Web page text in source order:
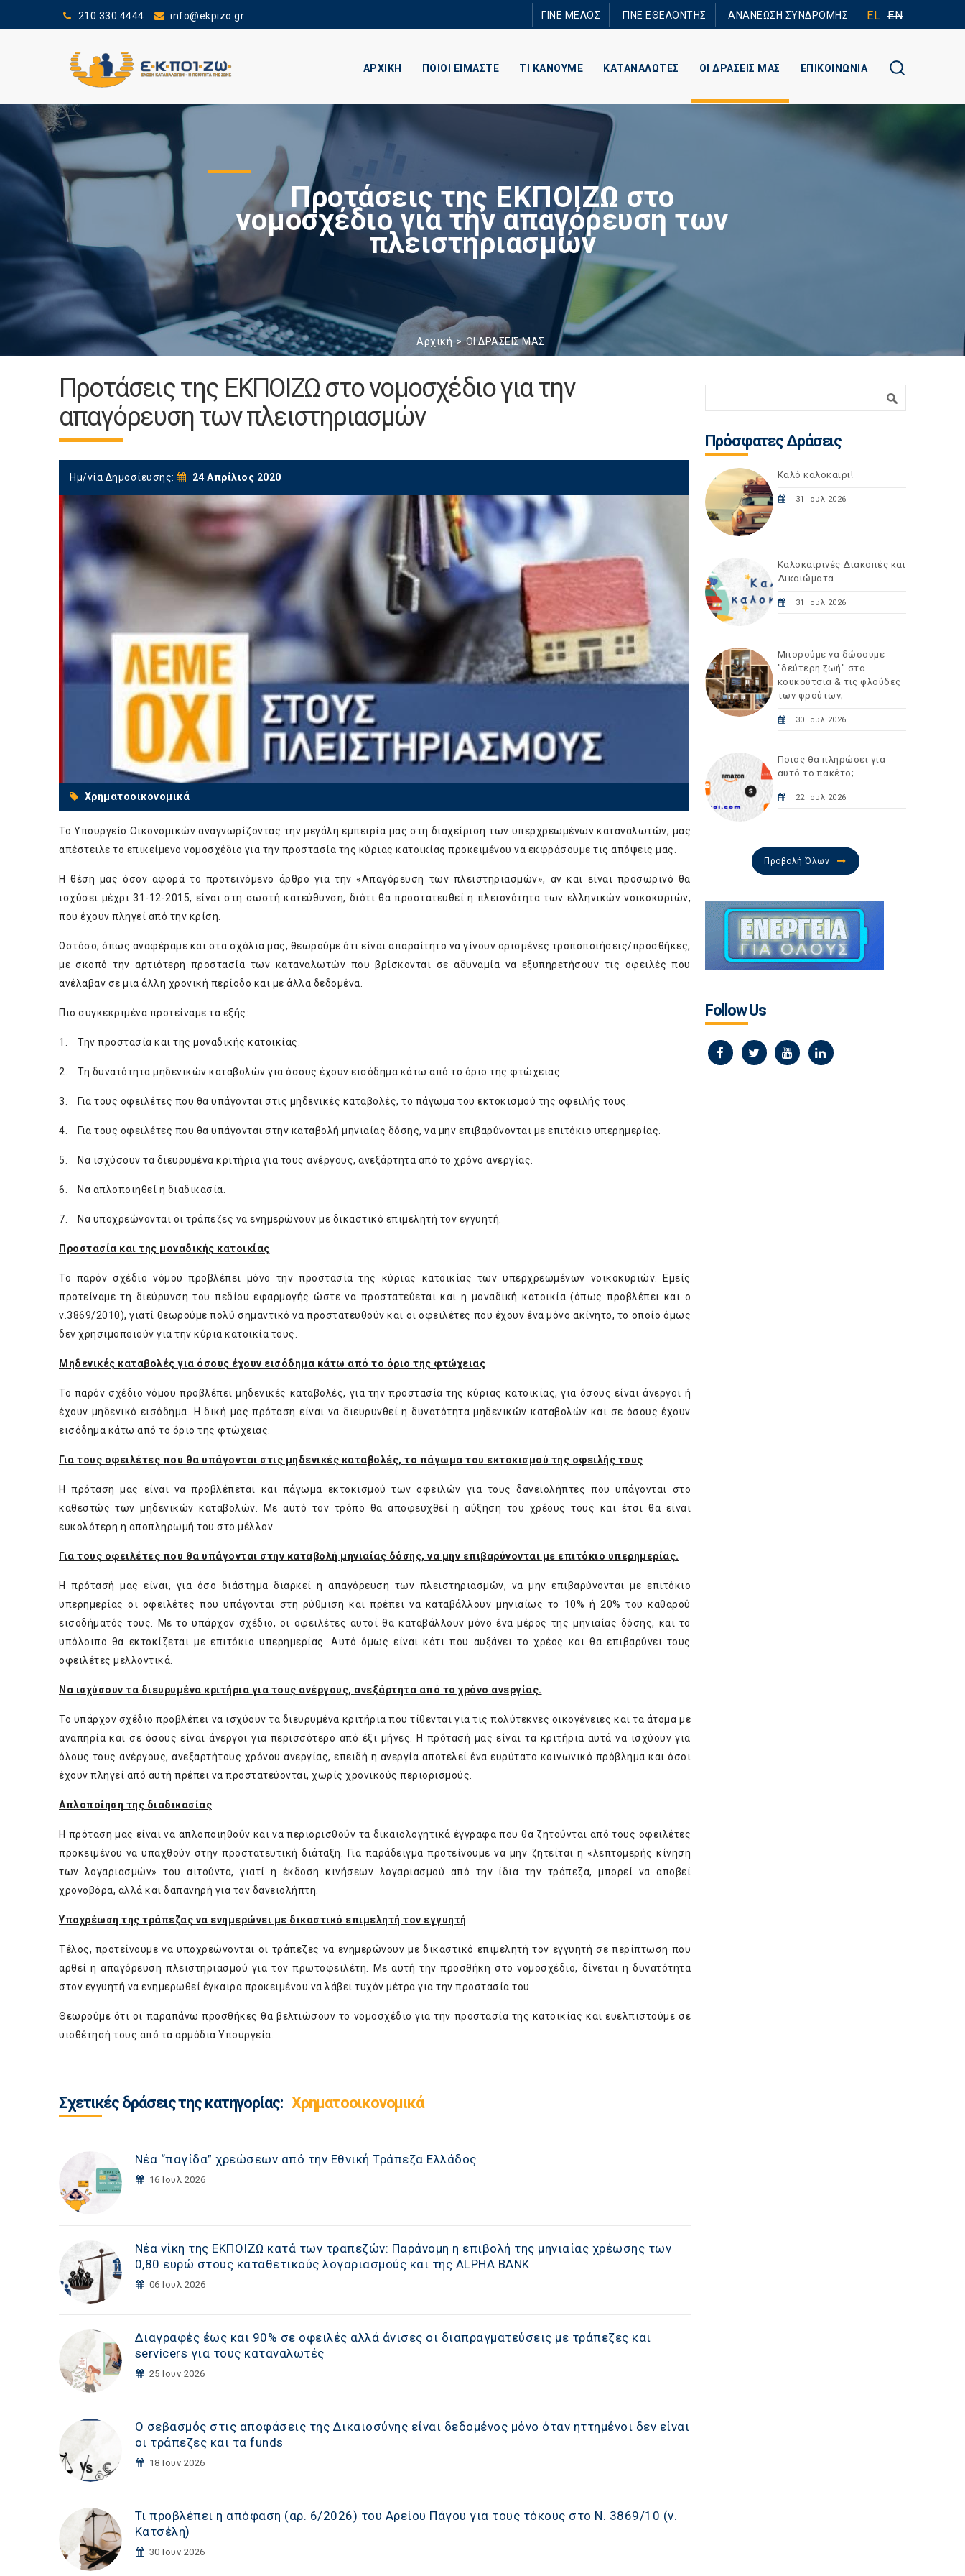
210 330 4444 info@ekpizo.gr ΓΙΝΕ ΜΕΛΟΣ ΓΙΝΕ ΕΘΕΛΟΝΤΗΣ ΑΝΑΝΕΩΣΗ ΣΥΝΔΡΟΜΗΣ EL EN
ΑΡΧΙΚΗ ΠΟΙΟΙ ΕΙΜΑΣΤΕ ΤΙ ΚΑΝΟΥΜΕ ΚΑΤΑΝΑΛΩΤΕΣ ΟΙ ΔΡΑΣΕΙΣ ΜΑΣ ΕΠΙΚΟΙΝΩΝΙΑ
Προτάσεις της ΕΚΠΟΙΖΩ στο
νομοσχέδιο για την απαγόρευση των
πλειστηριασμών
Αρχική ΟΙ ΔΡΑΣΕΙΣ ΜΑΣ
Προτάσεις της ΕΚΠΟΙΖΩ στο νομοσχέδιο για την
απαγόρευση των πλειστηριασμών
Ημ/νία Δημοσίευσης: 24 Απρίλιος 2020
Χρηματοοικονομικά
Το Υπουργείο Οικονομικών αναγνωρίζοντας την μεγάλη εμπειρία μας στη διαχείριση των υπερχρεωμένων καταναλωτών, μας
απέστειλε το επικείμενο νομοσχέδιο για την προστασία της κύριας κατοικίας προκειμένου να εκφράσουμε τις απόψεις μας.
Η θέση μας όσον αφορά το προτεινόμενο άρθρο για την «Απαγόρευση των πλειστηριασμών», αν και είναι προσωρινό θα
ισχύσει μέχρι 31-12-2015, είναι στη σωστή κατεύθυνση, διότι θα προστατευθεί η πλειονότητα των ελληνικών νοικοκυριών,
που έχουν πληγεί από την κρίση.
Ωστόσο, όπως αναφέραμε και στα σχόλια μας, θεωρούμε ότι είναι απαραίτητο να γίνουν ορισμένες τροποποιήσεις/προσθήκες,
με σκοπό την αρτιότερη προστασία των καταναλωτών που βρίσκονται σε αδυναμία να εξυπηρετήσουν τις οφειλές που
ανέλαβαν σε μια άλλη χρονική περίοδο και με άλλα δεδομένα.
Πιο συγκεκριμένα προτείναμε τα εξής:
1. Την προστασία και της μοναδικής κατοικίας.
2. Τη δυνατότητα μηδενικών καταβολών για όσους έχουν εισόδημα κάτω από το όριο της φτώχειας.
3. Για τους οφειλέτες που θα υπάγονται στις μηδενικές καταβολές, το πάγωμα του εκτοκισμού της οφειλής τους.
4. Για τους οφειλέτες που θα υπάγονται στην καταβολή μηνιαίας δόσης, να μην επιβαρύνονται με επιτόκιο υπερημερίας.
5. Να ισχύσουν τα διευρυμένα κριτήρια για τους ανέργους, ανεξάρτητα από το χρόνο ανεργίας.
6. Να απλοποιηθεί η διαδικασία.
7. Να υποχρεώνονται οι τράπεζες να ενημερώνουν με δικαστικό επιμελητή τον εγγυητή.
Προστασία και της μοναδικής κατοικίας
Το παρόν σχέδιο νόμου προβλέπει μόνο την προστασία της κύριας κατοικίας των υπερχρεωμένων νοικοκυριών. Εμείς
προτείναμε τη διεύρυνση του πεδίου εφαρμογής ώστε να προστατεύεται και η μοναδική κατοικία (όπως προβλέπει και ο
ν.3869/2010), γιατί θεωρούμε πολύ σημαντικό να προστατευθούν και οι οφειλέτες που έχουν ένα μόνο ακίνητο, το οποίο όμως
δεν χρησιμοποιούν για την κύρια κατοικία τους.
Μηδενικές καταβολές για όσους έχουν εισόδημα κάτω από το όριο της φτώχειας
Το παρόν σχέδιο νόμου προβλέπει μηδενικές καταβολές, για την προστασία της κύριας κατοικίας, για όσους είναι άνεργοι ή
έχουν μηδενικό εισόδημα. Η δική μας πρόταση είναι να διευρυνθεί η δυνατότητα μηδενικών καταβολών και σε όσους έχουν
εισόδημα κάτω από το όριο της φτώχειας.
Για τους οφειλέτες που θα υπάγονται στις μηδενικές καταβολές, το πάγωμα του εκτοκισμού της οφειλής τους
Η πρόταση μας είναι να προβλέπεται και πάγωμα εκτοκισμού των οφειλών για τους δανειολήπτες που υπάγονται στο
καθεστώς των μηδενικών καταβολών. Με αυτό τον τρόπο θα αποφευχθεί η αύξηση του χρέους τους και έτσι θα είναι
ευκολότερη η αποπληρωμή του στο μέλλον.
Για τους οφειλέτες που θα υπάγονται στην καταβολή μηνιαίας δόσης, να μην επιβαρύνονται με επιτόκιο υπερημερίας.
Η πρότασή μας είναι, για όσο διάστημα διαρκεί η απαγόρευση των πλειστηριασμών, να μην επιβαρύνονται με επιτόκιο
υπερημερίας οι οφειλέτες που υπάγονται στη ρύθμιση και πρέπει να καταβάλλουν μηνιαίως το 10% ή 20% του καθαρού
εισοδήματός τους. Με το υπάρχον σχέδιο, οι οφειλέτες αυτοί θα καταβάλλουν μόνο ένα μέρος της μηνιαίας δόσης, και το
υπόλοιπο θα εκτοκίζεται με επιτόκιο υπερημερίας. Αυτό όμως είναι κάτι που αυξάνει το χρέος και θα επιβαρύνει τους
οφειλέτες μελλοντικά.
Να ισχύσουν τα διευρυμένα κριτήρια για τους ανέργους, ανεξάρτητα από το χρόνο ανεργίας.
Το υπάρχον σχέδιο προβλέπει να ισχύουν τα διευρυμένα κριτήρια που τίθενται για τις πολύτεκνες οικογένειες και τα άτομα με
αναπηρία και σε όσους είναι άνεργοι για περισσότερο από έξι μήνες. Η πρότασή μας είναι τα κριτήρια αυτά να ισχύουν για
όλους τους ανέργους, ανεξαρτήτους χρόνου ανεργίας, επειδή η ανεργία αποτελεί ένα ευρύτατο κοινωνικό πρόβλημα και όσοι
έχουν πληγεί από αυτή πρέπει να προστατεύονται, χωρίς χρονικούς περιορισμούς.
Απλοποίηση της διαδικασίας
Η πρόταση μας είναι να απλοποιηθούν και να περιορισθούν τα δικαιολογητικά έγγραφα που θα ζητούνται από τους οφειλέτες
προκειμένου να υπαχθούν στην προστατευτική διάταξη. Για παράδειγμα προτείνουμε να μην ζητείται η «λεπτομερής κίνηση
των λογαριασμών» του αιτούντα, γιατί η έκδοση κινήσεων λογαριασμού από την ίδια την τράπεζα, μπορεί να αποβεί
χρονοβόρα, αλλά και δαπανηρή για τον δανειολήπτη.
Υποχρέωση της τράπεζας να ενημερώνει με δικαστικό επιμελητή τον εγγυητή
Τέλος, προτείνουμε να υποχρεώνονται οι τράπεζες να ενημερώνουν με δικαστικό επιμελητή τον εγγυητή σε περίπτωση που
αρθεί η απαγόρευση πλειστηριασμού για τον πρωτοφειλέτη. Με αυτή την προσθήκη στο νομοσχέδιο, δίνεται η δυνατότητα
στον εγγυητή να ενημερωθεί έγκαιρα προκειμένου να λάβει τυχόν μέτρα για την προστασία του.
Θεωρούμε ότι οι παραπάνω προσθήκες θα βελτιώσουν το νομοσχέδιο για την προστασία της κατοικίας και ευελπιστούμε σε
υιοθέτησή τους από τα αρμόδια Υπουργεία.
Σχετικές δράσεις της κατηγορίας: Χρηματοοικονομικά
Νέα “παγίδα” χρεώσεων από την Εθνική Τράπεζα Ελλάδος
16 Ιουλ 2026
Νέα νίκη της ΕΚΠΟΙΖΩ κατά των τραπεζών: Παράνομη η επιβολή της μηνιαίας χρέωσης των
0,80 ευρώ στους καταθετικούς λογαριασμούς και της ALPHA BANK
06 Ιουλ 2026
Διαγραφές έως και 90% σε οφειλές αλλά άνισες οι διαπραγματεύσεις με τράπεζες και
servicers για τους καταναλωτές
25 Ιουν 2026
Ο σεβασμός στις αποφάσεις της Δικαιοσύνης είναι δεδομένος μόνο όταν ηττημένοι δεν είναι
οι τράπεζες και τα funds
18 Ιουν 2026
Τι προβλέπει η απόφαση (αρ. 6/2026) του Αρείου Πάγου για τους τόκους στο Ν. 3869/10 (ν.
Κατσέλη)
30 Ιουν 2026
Πρόσφατες Δράσεις
Καλό καλοκαίρι!
31 Ιουλ 2026
Καλοκαιρινές Διακοπές και
Δικαιώματα
31 Ιουλ 2026
Μπορούμε να δώσουμε
"δεύτερη ζωή" στα
κουκούτσια & τις φλούδες
των φρούτων;
30 Ιουλ 2026
Ποιος θα πληρώσει για
αυτό το πακέτο;
22 Ιουλ 2026
Προβολή Όλων
Follow Us